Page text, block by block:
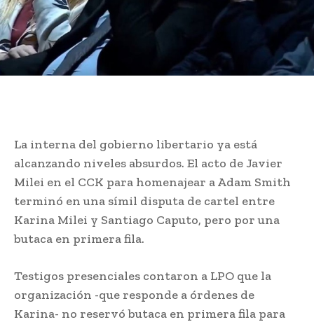
La interna del gobierno libertario ya está
alcanzando niveles absurdos. El acto de Javier
Milei en el CCK para homenajear a Adam Smith
terminó en una símil disputa de cartel entre
Karina Milei y Santiago Caputo, pero por una
butaca en primera fila.
Testigos presenciales contaron a LPO que la
organización -que responde a órdenes de
Karina- no reservó butaca en primera fila para